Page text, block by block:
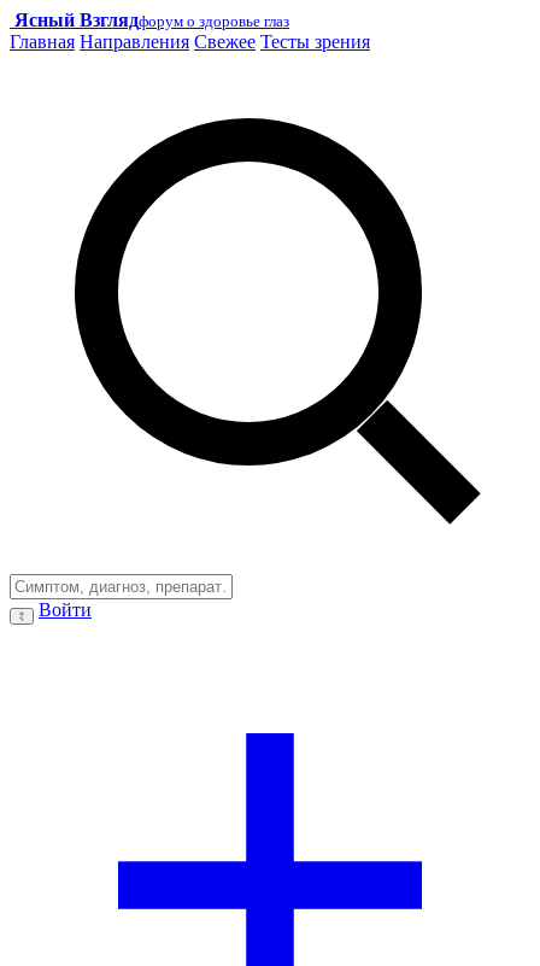
Ясный Взглядфорум о здоровье глаз
Главная Направления Свежее Тесты зрения
Войти